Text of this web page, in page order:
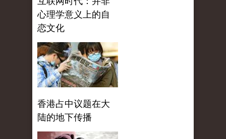
心理学意义上的自
恋文化
香港占中议题在大
陆的地下传播